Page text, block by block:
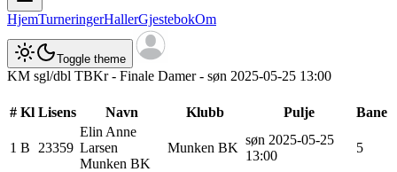
HjemTurneringerHallerGjestebokOm
Toggle theme
KM sgl/dbl TBKr - Finale Damer - søn 2025-05-25 13:00
# Kl Lisens Navn Klubb Pulje Bane
1 B 23359
Elin Anne
Larsen
Munken BK
Munken BK
søn 2025-05-25
13:00
5